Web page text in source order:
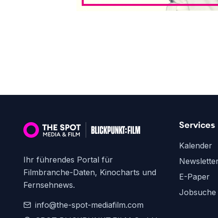
Ihr führendes Portal für
Filmbranche-Daten, Kinocharts und
Fernsehnews.
info@the-spot-mediafilm.com
Services
Kalender
E-Paper
Jobsuche